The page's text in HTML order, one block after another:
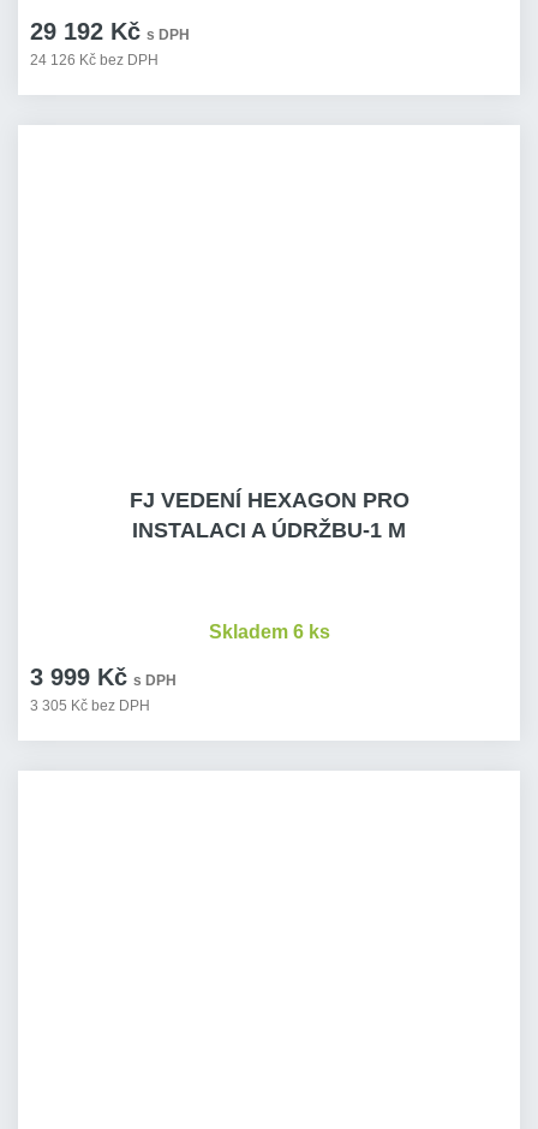
29 192 Kč s DPH
24 126 Kč bez DPH
FJ VEDENÍ HEXAGON PRO
INSTALACI A ÚDRŽBU-1 M
3 999 Kč s DPH
3 305 Kč bez DPH
Skladem 6 ks